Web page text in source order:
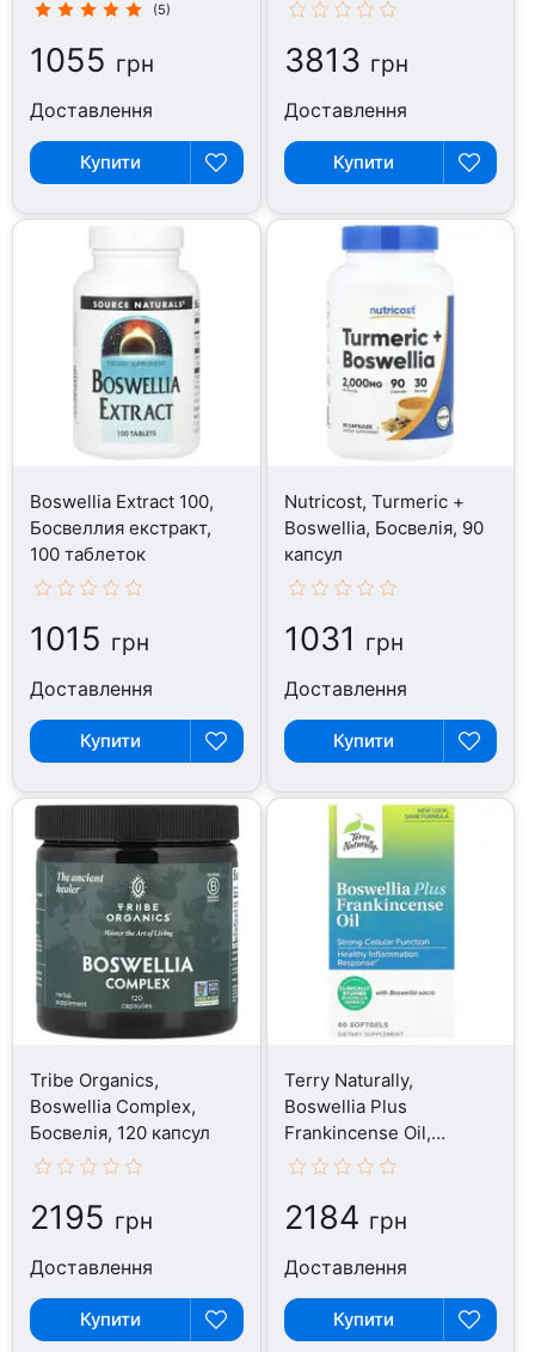
(5)
1055 грн
Доставлення
Купити
3813 грн
Доставлення
Купити
Boswellia Extract 100,
Босвеллия екстракт,
100 таблеток
1015 грн
Доставлення
Купити
Nutricost, Turmeric +
Boswellia, Босвелія, 90
капсул
1031 грн
Доставлення
Купити
Tribe Organics,
Boswellia Complex,
Босвелія, 120 капсул
2195 грн
Доставлення
Купити
Terry Naturally,
Boswellia Plus
Frankincense Oil,
Босвелія, 60 капсул
2184 грн
Доставлення
Купити